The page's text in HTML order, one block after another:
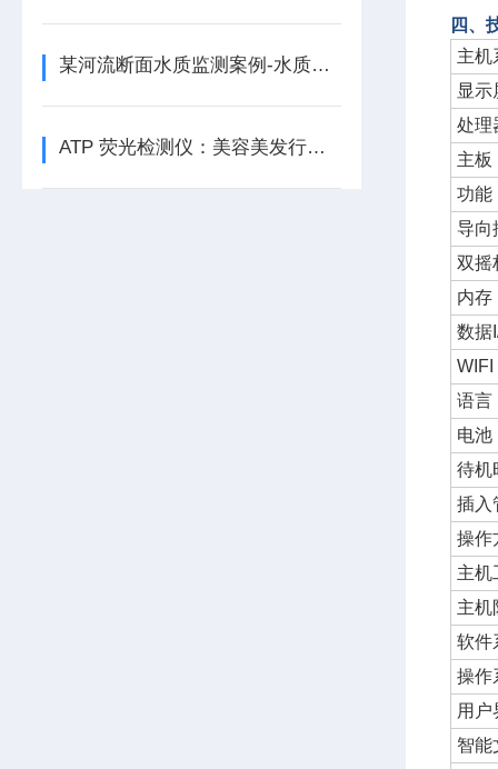
某河流断面水质监测案例-水质观测站
ATP 荧光检测仪：美容美发行业的卫生监督官
四、
主机
显示
处理
主板
功能
导向
双摇
内存
数据
WIFI
语言
电池
待机
插入
操作
主机
主机
软件
操作
用户
智能